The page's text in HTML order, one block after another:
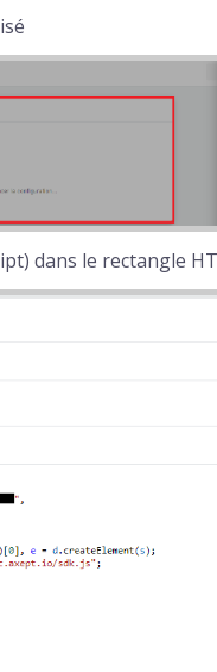
dans le rectangle